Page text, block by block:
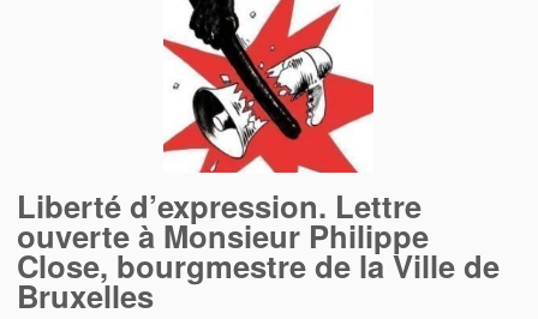
Liberté d’expression. Lettre
ouverte à Monsieur Philippe
Close, bourgmestre de la Ville de
Bruxelles